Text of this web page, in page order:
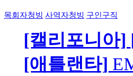
목회자청빙 사역자청빙 구인구직
[캘리포니아]
[애틀랜타]